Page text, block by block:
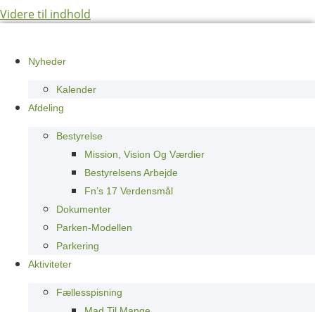
Videre til indhold
Nyheder
Kalender
Afdeling
Bestyrelse
Mission, Vision Og Værdier
Bestyrelsens Arbejde
Fn’s 17 Verdensmål
Dokumenter
Parken-Modellen
Parkering
Aktiviteter
Fællesspisning